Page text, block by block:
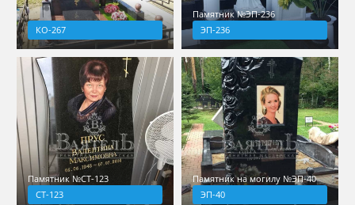
КО-267
Памятник №ЭП-236
ЭП-236
Памятник №СТ-123
СТ-123
Памятник на могилу №ЭП-40
ЭП-40